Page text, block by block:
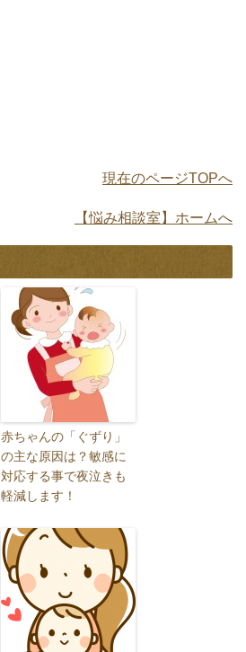
現在のページTOPへ
【悩み相談室】ホームへ
赤ちゃんの「ぐずり」
の主な原因は？敏感に
対応する事で夜泣きも
軽減します！